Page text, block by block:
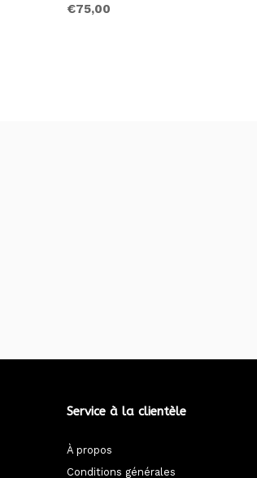
€75,00
Service à la clientèle
À propos
Conditions générales